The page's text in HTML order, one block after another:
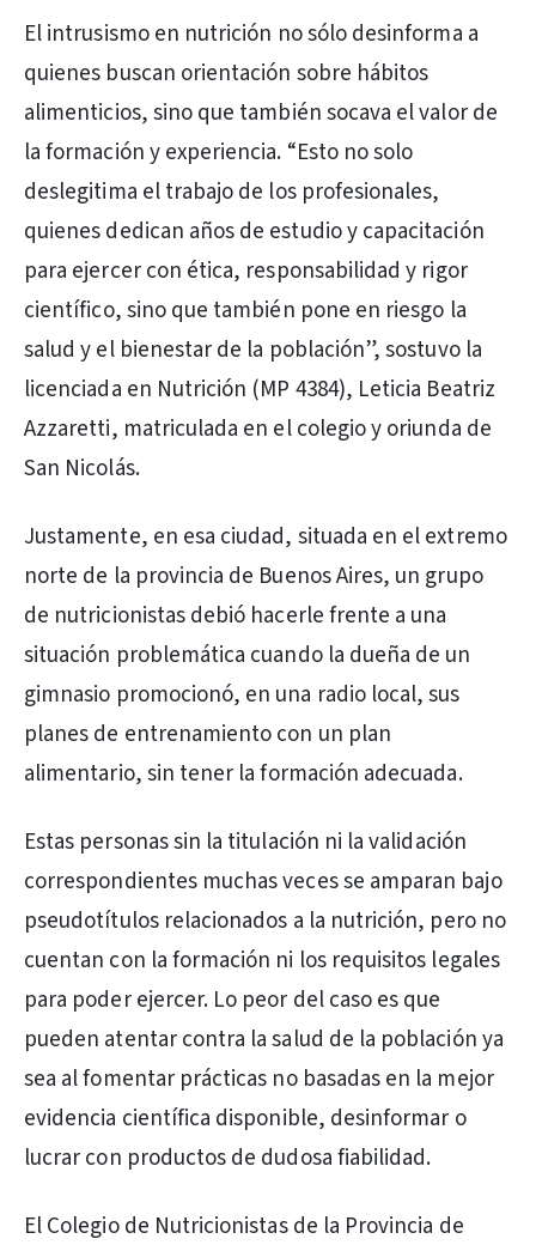
El intrusismo en nutrición no sólo desinforma a
quienes buscan orientación sobre hábitos
alimenticios, sino que también socava el valor de
la formación y experiencia. “Esto no solo
deslegitima el trabajo de los profesionales,
quienes dedican años de estudio y capacitación
para ejercer con ética, responsabilidad y rigor
científico, sino que también pone en riesgo la
salud y el bienestar de la población”, sostuvo la
licenciada en Nutrición (MP 4384), Leticia Beatriz
Azzaretti, matriculada en el colegio y oriunda de
San Nicolás.
Justamente, en esa ciudad, situada en el extremo
norte de la provincia de Buenos Aires, un grupo
de nutricionistas debió hacerle frente a una
situación problemática cuando la dueña de un
gimnasio promocionó, en una radio local, sus
planes de entrenamiento con un plan
alimentario, sin tener la formación adecuada.
Estas personas sin la titulación ni la validación
correspondientes muchas veces se amparan bajo
pseudotítulos relacionados a la nutrición, pero no
cuentan con la formación ni los requisitos legales
para poder ejercer. Lo peor del caso es que
pueden atentar contra la salud de la población ya
sea al fomentar prácticas no basadas en la mejor
evidencia científica disponible, desinformar o
lucrar con productos de dudosa fiabilidad.
El Colegio de Nutricionistas de la Provincia de